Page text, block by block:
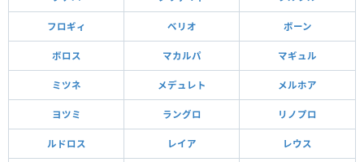
フロギィ ベリオ ボーン
ボロス マカルパ マギュル
ミツネ メデュレト メルホア
ヨツミ ラングロ リノプロ
ルドロス レイア レウス